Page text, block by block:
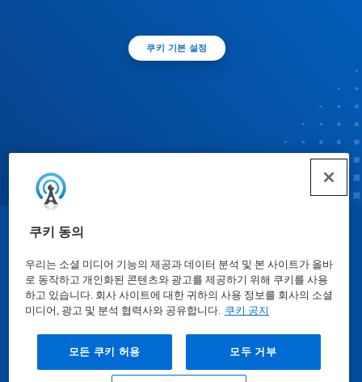
쿠키 동의
우리는 소셜 미디어 기능의 제공과 데이터 분석 및 본 사이트가 올바
로 동작하고 개인화된 콘텐츠와 광고를 제공하기 위해 쿠키를 사용
하고 있습니다. 회사 사이트에 대한 귀하의 사용 정보를 회사의 소셜
미디어, 광고 및 분석 협력사와 공유합니다. 쿠키 공지
모든 쿠키 허용 모두 거부
쿠키 기본 설정
물질안전보건자료표| 개인정보보호방침|이용약관